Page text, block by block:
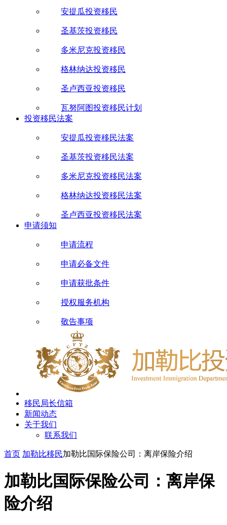
安提瓜投资移民
圣基茨投资移民
多米尼克投资移民
格林纳达投资移民
圣卢西亚投资移民
瓦努阿图投资移民计划
投资移民法案
安提瓜投资移民法案
圣基茨投资移民法案
多米尼克投资移民法案
格林纳达投资移民法案
圣卢西亚投资移民法案
申请须知
申请流程
申请必备文件
申请获批条件
授权服务机构
敬告事项
移民局长信箱
新闻动态
关于我们
联系我们
首页 加勒比移民加勒比国际保险公司：离岸保险介绍
加勒比国际保险公司：离岸保
险介绍